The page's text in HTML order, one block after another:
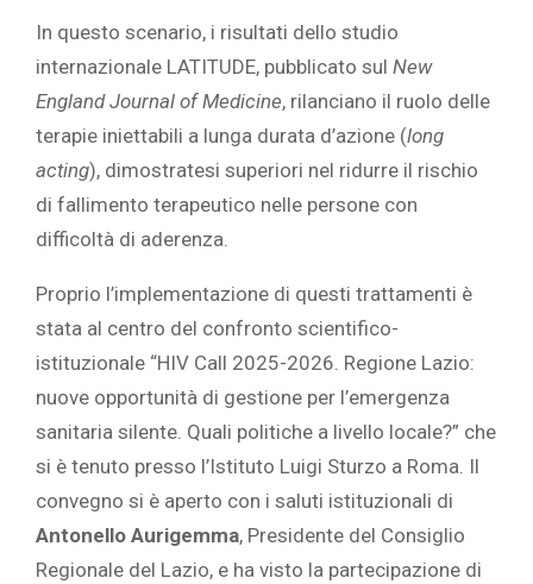
In questo scenario, i risultati dello studio
internazionale LATITUDE, pubblicato sul New
England Journal of Medicine, rilanciano il ruolo delle
terapie iniettabili a lunga durata d’azione (long
acting), dimostratesi superiori nel ridurre il rischio
di fallimento terapeutico nelle persone con
difficoltà di aderenza.
Proprio l’implementazione di questi trattamenti è
stata al centro del confronto scientifico-
istituzionale “HIV Call 2025-2026. Regione Lazio:
nuove opportunità di gestione per l’emergenza
sanitaria silente. Quali politiche a livello locale?” che
si è tenuto presso l’Istituto Luigi Sturzo a Roma. Il
convegno si è aperto con i saluti istituzionali di
Antonello Aurigemma, Presidente del Consiglio
Regionale del Lazio, e ha visto la partecipazione di